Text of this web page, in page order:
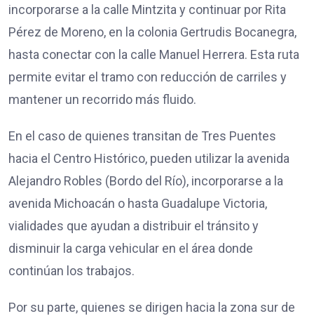
incorporarse a la calle Mintzita y continuar por Rita
Pérez de Moreno, en la colonia Gertrudis Bocanegra,
hasta conectar con la calle Manuel Herrera. Esta ruta
permite evitar el tramo con reducción de carriles y
mantener un recorrido más fluido.
En el caso de quienes transitan de Tres Puentes
hacia el Centro Histórico, pueden utilizar la avenida
Alejandro Robles (Bordo del Río), incorporarse a la
avenida Michoacán o hasta Guadalupe Victoria,
vialidades que ayudan a distribuir el tránsito y
disminuir la carga vehicular en el área donde
continúan los trabajos.
Por su parte, quienes se dirigen hacia la zona sur de